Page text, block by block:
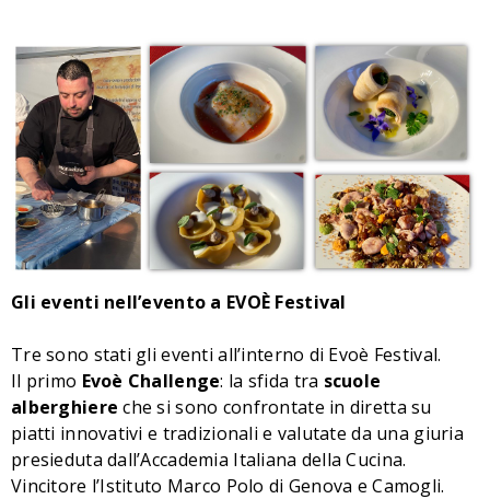
Gli eventi nell’evento a EVOÈ Festival
Tre sono stati gli eventi all’interno di Evoè Festival.
Il primo Evoè Challenge: la sfida tra scuole
alberghiere che si sono confrontate in diretta su
piatti innovativi e tradizionali e valutate da una giuria
presieduta dall’Accademia Italiana della Cucina.
Vincitore l’Istituto Marco Polo di Genova e Camogli.